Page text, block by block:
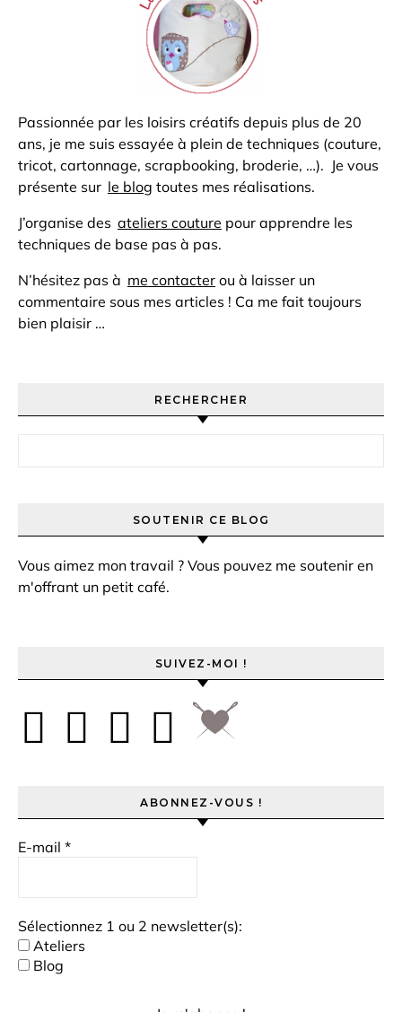
Passionnée par les loisirs créatifs depuis plus de 20
ans, je me suis essayée à plein de techniques (couture,
tricot, cartonnage, scrapbooking, broderie, …). Je vous
présente sur le blog toutes mes réalisations.
J’organise des ateliers couture pour apprendre les
techniques de base pas à pas.
N’hésitez pas à me contacter ou à laisser un
commentaire sous mes articles ! Ca me fait toujours
bien plaisir …
RECHERCHER
SOUTENIR CE BLOG
Vous aimez mon travail ? Vous pouvez me soutenir en
m'offrant un petit café.
SUIVEZ-MOI !
ABONNEZ-VOUS !
E-mail *
Sélectionnez 1 ou 2 newsletter(s):
Ateliers
Blog